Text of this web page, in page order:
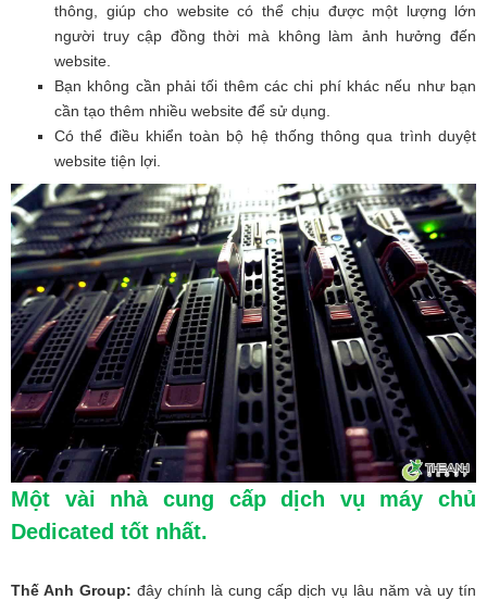
thông, giúp cho website có thể chịu được một lượng lớn
người truy cập đồng thời mà không làm ảnh hưởng đến
website.
Bạn không cần phải tối thêm các chi phí khác nếu như bạn
cần tạo thêm nhiều website để sử dụng.
Có thể điều khiển toàn bộ hệ thống thông qua trình duyệt
website tiện lợi.
Một vài nhà cung cấp dịch vụ máy chủ
Dedicated tốt nhất.
Thế Anh Group: đây chính là cung cấp dịch vụ lâu năm và uy tín